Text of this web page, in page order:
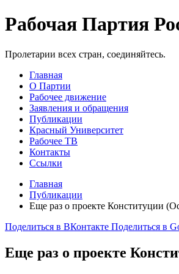
Рабочая Партия
Пролетарии всех стран, соединяйтесь.
Главная
О Партии
Рабочее движение
Заявления и обращения
Публикации
Красный Университет
Рабочее ТВ
Контакты
Ссылки
Главная
Публикации
Еще раз о проекте Конституции
Поделиться в ВКонтакте Поделиться в
Еще раз о проекте